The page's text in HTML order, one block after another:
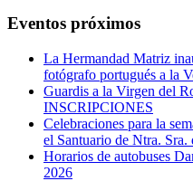
Eventos próximos
La Hermandad Matriz
fotógrafo portugués a la
Guardis a la Virgen del
INSCRIPCIONES
Celebraciones para la
el Santuario de Ntra. Sra.
Horarios de autobuses
2026